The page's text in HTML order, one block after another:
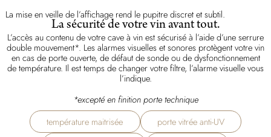
La mise en veille de l’affichage rend le pupitre discret et subtil.
La sécurité de votre vin avant tout.
L’accès au contenu de votre cave à vin est sécurisé à l’aide d’une serrure
double mouvement*. Les alarmes visuelles et sonores protègent votre vin
en cas de porte ouverte, de défaut de sonde ou de dysfonctionnement
de température. Il est temps de changer votre filtre, l’alarme visuelle vous
l’indique.
*excepté en finition porte technique
température maitrisée
porte vitrée anti-UV